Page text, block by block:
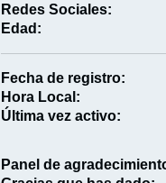
Redes Sociales:
Edad:
Fecha de registro:
Hora Local:
Última vez activo:
Panel de